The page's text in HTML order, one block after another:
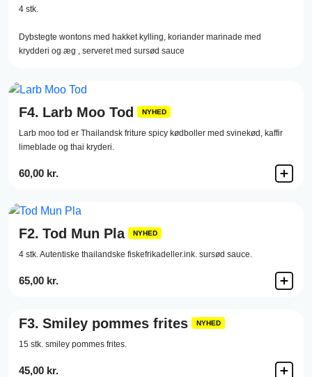
4 stk.
Dybstegte wontons med hakket kylling, koriander marinade med
krydderi og æg , serveret med sursød sauce
F4. Larb Moo Tod NYHED
Larb moo tod er Thailandsk friture spicy kødboller med svinekød, kaffir
limeblade og thai kryderi.
60,00 kr.
F2. Tod Mun Pla NYHED
4 stk. Autentiske thailandske fiskefrikadeller.ink. sursød sauce.
65,00 kr.
F3. Smiley pommes frites NYHED
15 stk. smiley pommes frites.
45,00 kr.